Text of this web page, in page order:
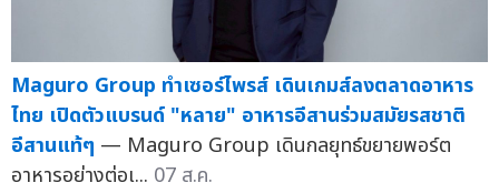
Maguro Group ทำเซอร์ไพรส์ เดินเกมส์ลงตลาดอาหาร
ไทย เปิดตัวแบรนด์ "หลาย" อาหารอีสานร่วมสมัยรสชาติ
อีสานแท้ๆ — Maguro Group เดินกลยุทธ์ขยายพอร์ต
อาหารอย่างต่อเ... 07 ส.ค.